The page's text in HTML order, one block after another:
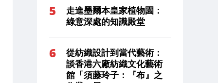
走進墨爾本皇家植物園：
綠意深處的知識殿堂
從紡織設計到當代藝術：
談香港六廠紡織文化藝術
館「須藤玲子：『布』之